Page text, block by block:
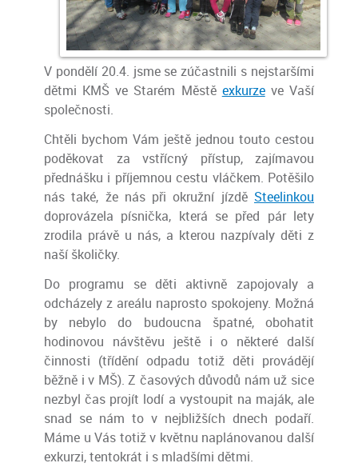
V pondělí 20.4. jsme se zúčastnili s nejstaršími
dětmi KMŠ ve Starém Městě exkurzeve Vaší
společnosti.
Chtěli bychom Vám ještě jednou touto cestou
poděkovat za vstřícný přístup, zajímavou
přednášku i příjemnou cestu vláčkem. Potěšilo
nás také, že nás při okružní jízdě Steelinkou
doprovázela písnička, která se před pár lety
zrodila právě u nás, a kterou nazpívaly děti z
naší školičky.
Do programu se děti aktivně zapojovaly a
odcházely z areálu naprosto spokojeny. Možná
by nebylo do budoucna špatné, obohatit
hodinovou návštěvu ještě i o některé další
činnosti (třídění odpadu totiž děti provádějí
běžně i v MŠ). Z časových důvodů nám už sice
nezbyl čas projít lodí a vystoupit na maják, ale
snad se nám to v nejbližších dnech podaří.
Máme u Vás totiž v květnu naplánovanou další
exkurzi, tentokrát i s mladšími dětmi.